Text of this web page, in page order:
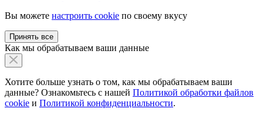
Вы можете настроить cookie по своему вкусу
Принять все
Как мы обрабатываем ваши данные
Хотите больше узнать о том, как мы обрабатываем ваши
данные? Ознакомьтесь с нашей Политикой обработки файлов
cookie и Политикой конфиденциальности.